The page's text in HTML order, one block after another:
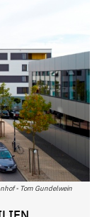
- Tom Gundelwein